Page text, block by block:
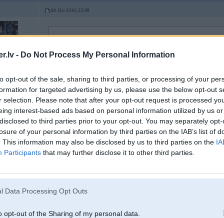
- Do Not Process My Personal Information
opt-out of the sale, sharing to third parties, or processing of your
for targeted advertising by us, please use the below opt-out
selection. Please note that after your opt-out request is processed
interest-based ads based on personal information utilized by us
to third parties prior to your opt-out. You may separately
of your personal information by third parties on the IAB’s list of
This information may also be disclosed by us to third parties on the
Participants that may further disclose it to other third parties.
Data Processing Opt Outs
opt-out of the Sharing of my personal data.
08. Oct 2010, 22:08
Volvo
08 Oct 2010, 22:02:45 AP79 rakstīja:
08 Oct 2010, 22:07:36 SteelRat rakstīja: